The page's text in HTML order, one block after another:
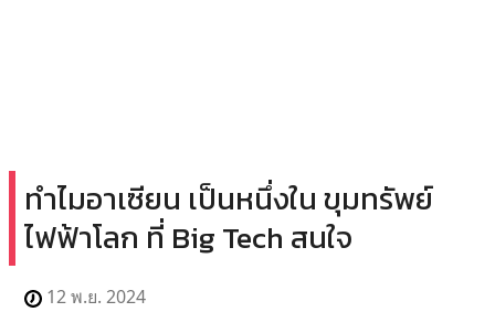
ทำไมอาเซียน เป็นหนึ่งใน ขุมทรัพย์
ไฟฟ้าโลก ที่ Big Tech สนใจ
12 พ.ย. 2024